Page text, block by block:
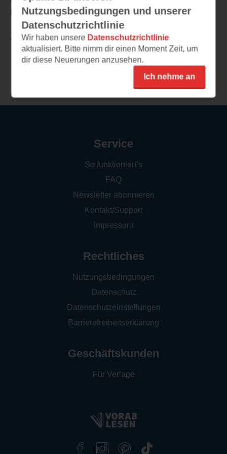
passt.
TEILEN
Nutzungsbedingungen und unserer
Datenschutzrichtlinie
Wir haben unsere Datenschutzrichtlinie
aktualisiert. Bitte nimm dir einen Moment Zeit, um
dir diese Neuerungen anzusehen.
Ich nehme an
Service
So funktioniert‘s
FAQ
Newsletter abonnieren
Kontakt/Support
Impressum
Rechtliches
Nutzungsbedingungen
Datenschutz
Datenschutzeinstellungen
Barrierefreiheitserklärung
Geschäftskunden
Für Verlage